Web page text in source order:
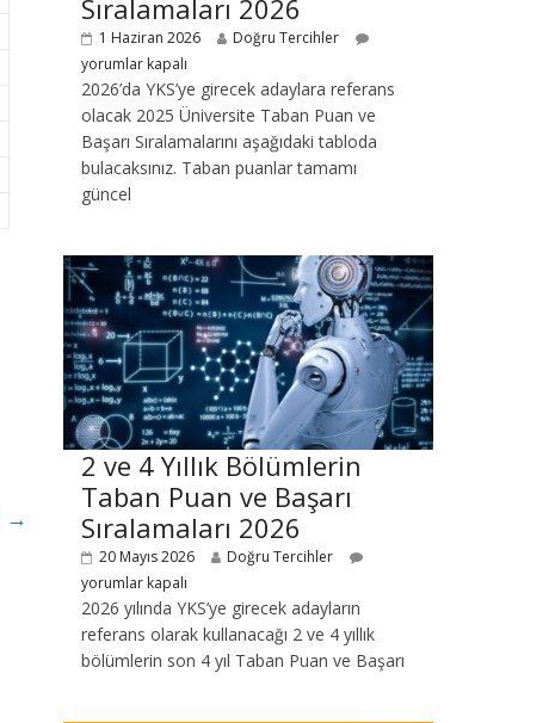
→
Sıralamaları 2026
1 Haziran 2026
Doğru Tercihler
yorumlar kapalı
2026’da YKS’ye girecek adaylara referans
olacak 2025 Üniversite Taban Puan ve
Başarı Sıralamalarını aşağıdaki tabloda
bulacaksınız. Taban puanlar tamamı
güncel
2 ve 4 Yıllık Bölümlerin
Taban Puan ve Başarı
Sıralamaları 2026
20 Mayıs 2026
Doğru Tercihler
yorumlar kapalı
2026 yılında YKS’ye girecek adayların
referans olarak kullanacağı 2 ve 4 yıllık
bölümlerin son 4 yıl Taban Puan ve Başarı